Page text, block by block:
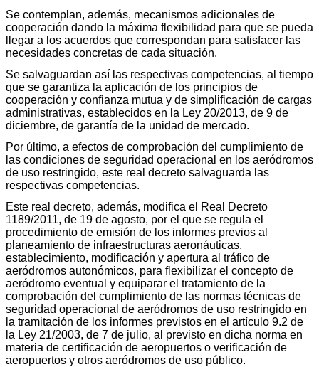
Se contemplan, además, mecanismos adicionales de
cooperación dando la máxima flexibilidad para que se pueda
llegar a los acuerdos que correspondan para satisfacer las
necesidades concretas de cada situación.
Se salvaguardan así las respectivas competencias, al tiempo
que se garantiza la aplicación de los principios de
cooperación y confianza mutua y de simplificación de cargas
administrativas, establecidos en la Ley 20/2013, de 9 de
diciembre, de garantía de la unidad de mercado.
Por último, a efectos de comprobación del cumplimiento de
las condiciones de seguridad operacional en los aeródromos
de uso restringido, este real decreto salvaguarda las
respectivas competencias.
Este real decreto, además, modifica el Real Decreto
1189/2011, de 19 de agosto, por el que se regula el
procedimiento de emisión de los informes previos al
planeamiento de infraestructuras aeronáuticas,
establecimiento, modificación y apertura al tráfico de
aeródromos autonómicos, para flexibilizar el concepto de
aeródromo eventual y equiparar el tratamiento de la
comprobación del cumplimiento de las normas técnicas de
seguridad operacional de aeródromos de uso restringido en
la tramitación de los informes previstos en el artículo 9.2 de
la Ley 21/2003, de 7 de julio, al previsto en dicha norma en
materia de certificación de aeropuertos o verificación de
aeropuertos y otros aeródromos de uso público.